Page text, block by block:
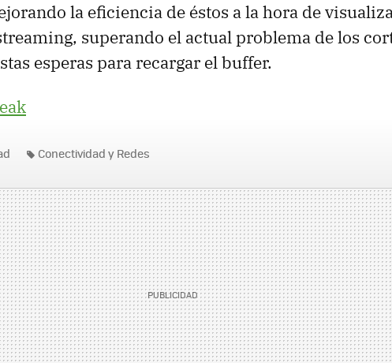
la eficiencia de éstos a la hora de
superando el actual problema de los
esperas para recargar el buffer.
Conectividad y Redes